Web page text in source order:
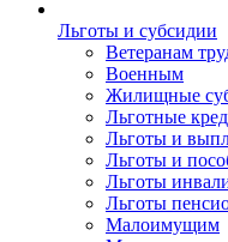
Льготы и субсидии
Ветеранам
Военным
Жилищные
Льготные
Льготы и
Льготы и
Льготы
Льготы
Малоимущим